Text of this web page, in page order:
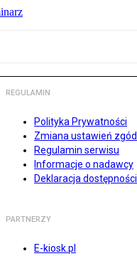
REGULAMIN
Polityka Prywatności
Zmiana ustawień zgód
Regulamin serwisu
Informacje o nadawcy
Deklaracja dostępności
PARTNERZY
E-kiosk.pl